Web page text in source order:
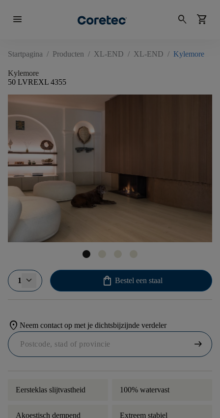
menu search shopping_cart
Startpagina / Producten / XL-END / XL-END / Kylemore
Kylemore
50 LVREXL 4355
1 shopping_bag Bestel een staal
location_on Neem contact op met je dichtsbijzijnde verdeler
arrow_right_alt
Eersteklas slijtvastheid 100% watervast
Akoestisch dempend Extreem stabiel